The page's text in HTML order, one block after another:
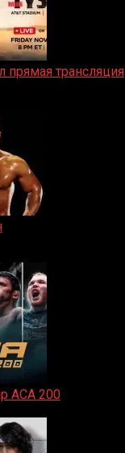
прямая трансляция
ACA 200